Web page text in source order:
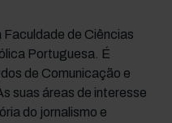
Faculdade de Ciências
Portuguesa. É
de Comunicação e
suas áreas de interesse
do jornalismo e